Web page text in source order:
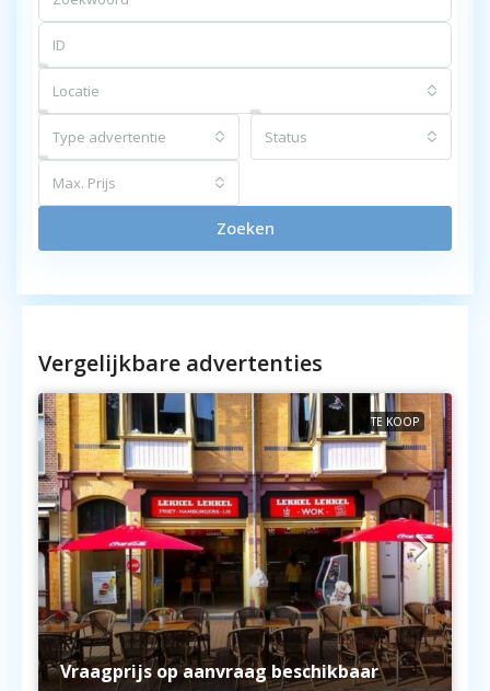
Locatie
Type advertentie Status
Max. Prijs
Zoeken
Vergelijkbare advertenties
TE KOOP
Vraagprijs op aanvraag beschikbaar